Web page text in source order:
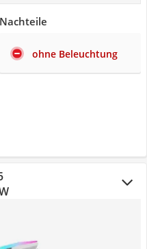
Nachteile
ohne Beleuchtung